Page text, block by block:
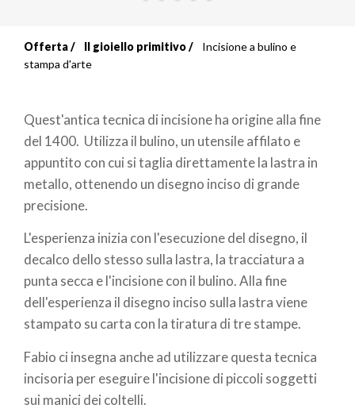
Briciole
pane
Offerta Il gioiello primitivo
Incisione a bulino e
stampa d'arte
Quest'antica tecnica di incisione ha origine alla fine
del 1400. Utilizza il bulino, un utensile affilato e
appuntito con cui si taglia direttamente la lastra in
metallo, ottenendo un disegno inciso di grande
precisione.
L'esperienza inizia con l'esecuzione del disegno, il
decalco dello stesso sulla lastra, la tracciatura a
punta secca e l'incisione con il bulino. Alla fine
dell'esperienza il disegno inciso sulla lastra viene
stampato su carta con la tiratura di tre stampe.
Fabio ci insegna anche ad utilizzare questa tecnica
incisoria per eseguire l'incisione di piccoli soggetti
sui manici dei coltelli.